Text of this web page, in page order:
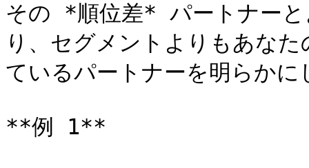
その *順位差* パートナーと
り、セグメントよりもあな
ているパートナーを明らか
**例 1**